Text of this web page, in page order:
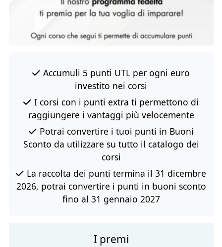
Accumuli 5 punti UTL per ogni euro
investito nei corsi
I corsi con i punti extra ti permettono di
raggiungere i vantaggi più velocemente
Potrai convertire i tuoi punti in Buoni
Sconto da utilizzare su tutto il catalogo dei
corsi
La raccolta dei punti termina il 31 dicembre
2026, potrai convertire i punti in buoni sconto
fino al 31 gennaio 2027
I premi